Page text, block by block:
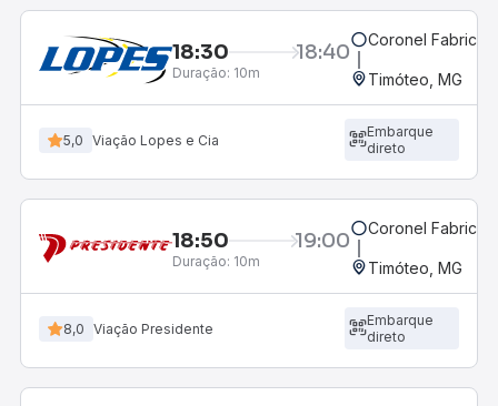
18:30 18:40
Duração: 10m
Coronel
Timóteo, MG
5,0 Viação Lopes e Cia
Embarque
direto
18:50 19:00
Duração: 10m
Coronel
Timóteo, MG
8,0 Viação Presidente
Embarque
direto